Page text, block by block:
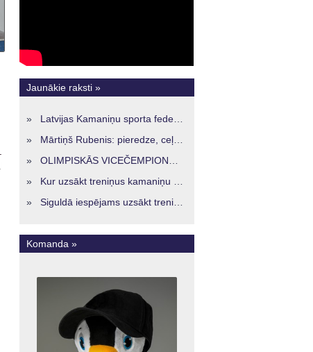
Jaunākie raksti »
» Latvijas Kamaniņu sporta federācijā ievēlēta vadība nākamajam četru gadu termiņam
» Mārtiņš Rubenis: pieredze, ceļš un skatījums uz Latvijas kamaniņu sportu
»OLIMPISKĀS VICEČEMPIONES ENERĢIJA TURPINĀS ARĪ STARPSEZONĀ
» Kur uzsākt treniņus kamaniņu sportā Latvijā? Iespējas jaunajiem sportistiem visos reģionos
»Siguldā iespējams uzsākt treniņus kamaniņu sportā – vide, kur veidojas nākamā sportistu paaudze
Komanda »